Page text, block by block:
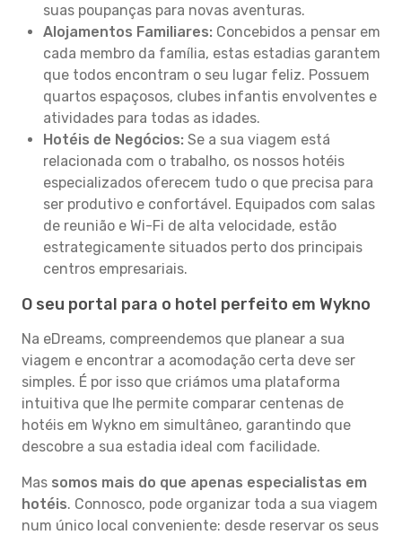
suas poupanças para novas aventuras.
Alojamentos Familiares: Concebidos a pensar em
cada membro da família, estas estadias garantem
que todos encontram o seu lugar feliz. Possuem
quartos espaçosos, clubes infantis envolventes e
atividades para todas as idades.
Hotéis de Negócios: Se a sua viagem está
relacionada com o trabalho, os nossos hotéis
especializados oferecem tudo o que precisa para
ser produtivo e confortável. Equipados com salas
de reunião e Wi-Fi de alta velocidade, estão
estrategicamente situados perto dos principais
centros empresariais.
O seu portal para o hotel perfeito em Wykno
Na eDreams, compreendemos que planear a sua
viagem e encontrar a acomodação certa deve ser
simples. É por isso que criámos uma plataforma
intuitiva que lhe permite comparar centenas de
hotéis em Wykno em simultâneo, garantindo que
descobre a sua estadia ideal com facilidade.
Mas somos mais do que apenas especialistas em
hotéis. Connosco, pode organizar toda a sua viagem
num único local conveniente: desde reservar os seus